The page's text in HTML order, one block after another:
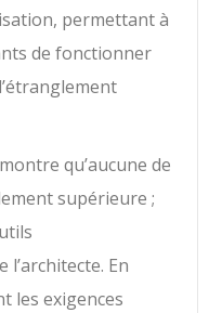
permettant à
de fonctionner
qu’aucune de
supérieure ;
En
les exigences